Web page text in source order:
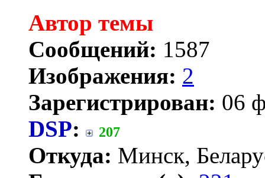
Автор темы
Сообщений: 1587
Изображения: 2
Зарегистрирован: 06
DSP: 207
Откуда: Минск,